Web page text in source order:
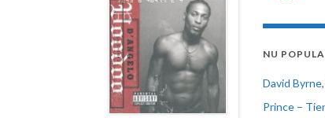
NU
David
Prince –